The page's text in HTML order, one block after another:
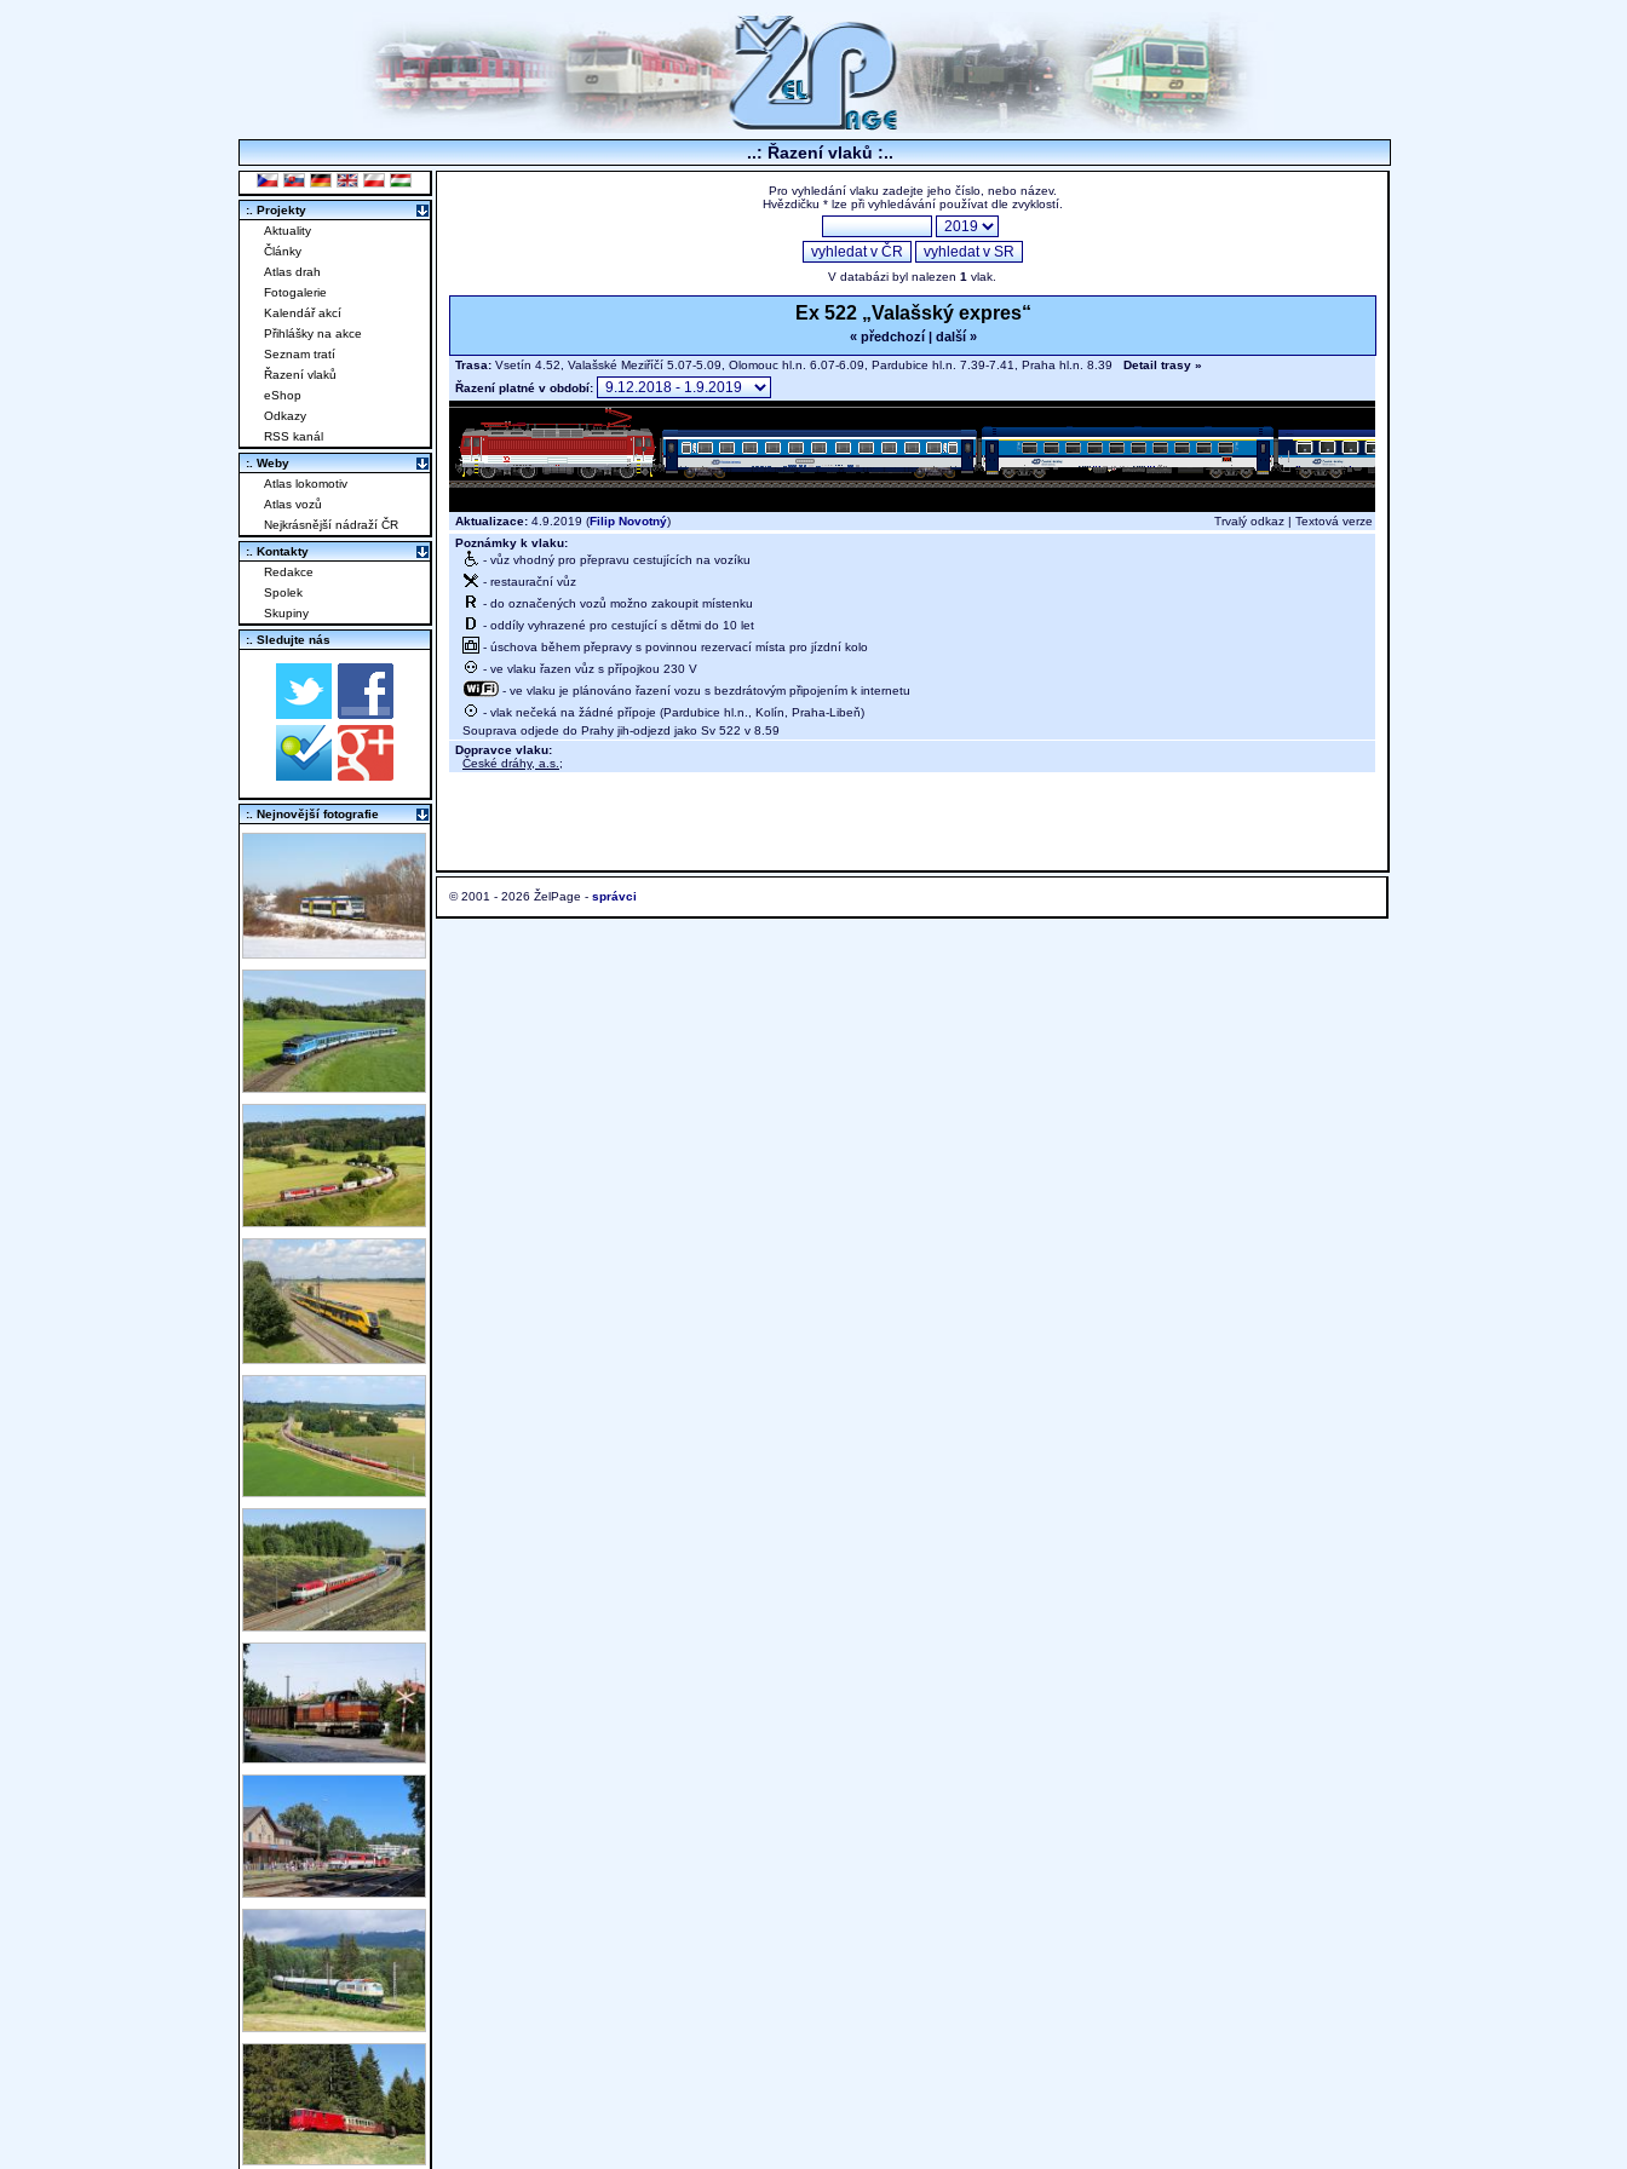
..: Řazení vlaků :..
Pro vyhledání vlaku zadejte jeho číslo, nebo název.
Hvězdičku * lze při vyhledávání používat dle zvyklostí.
V databázi byl nalezen 1 vlak.
Ex 522 „Valašský expres“
« předchozí| další »
Trasa: Vsetín 4.52, Valašské Meziříčí 5.07-5.09, Olomouc hl.n. 6.07-6.09, Pardubice hl.n. 7.39-7.41, Praha hl.n. 8.39 Detail trasy »
Řazení platné v období:
Aktualizace: 4.9.2019 (Filip Novotný) Trvalý odkaz | Textová verze
Poznámky k vlaku:
- vůz vhodný pro přepravu cestujících na vozíku
- restaurační vůz
- do označených vozů možno zakoupit místenku
- oddíly vyhrazené pro cestující s dětmi do 10 let
- úschova během přepravy s povinnou rezervací místa pro jízdní kolo
- ve vlaku řazen vůz s přípojkou 230 V
- ve vlaku je plánováno řazení vozu s bezdrátovým připojením k internetu
- vlak nečeká na žádné přípoje (Pardubice hl.n., Kolín, Praha-Libeň)
Souprava odjede do Prahy jih-odjezd jako Sv 522 v 8.59
Dopravce vlaku:
České dráhy, a.s. ;
© 2001 - 2026 ŽelPage - správci
:. Projekty
Aktuality
Články
Atlas drah
Fotogalerie
Kalendář akcí
Přihlášky na akce
Seznam tratí
Řazení vlaků
eShop
Odkazy
RSS kanál
:. Weby
Atlas lokomotiv
Atlas vozů
Nejkrásnější nádraží ČR
:. Kontakty
Redakce
Spolek
Skupiny
:. Sledujte nás
:. Nejnovější fotografie